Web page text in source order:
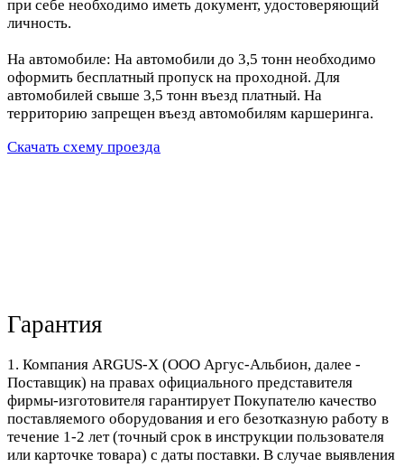
при себе необходимо иметь документ, удостоверяющий
личность.
На автомобиле: На автомобили до 3,5 тонн необходимо
оформить бесплатный пропуск на проходной. Для
автомобилей свыше 3,5 тонн въезд платный. На
территорию запрещен въезд автомобилям каршеринга.
Скачать схему проезда
Гарантия
1. Компания ARGUS-X (ООО Аргус-Альбион, далее -
Поставщик) на правах официального представителя
фирмы-изготовителя гарантирует Покупателю качество
поставляемого оборудования и его безотказную работу в
течение 1-2 лет (точный срок в инструкции пользователя
или карточке товара) с даты поставки. В случае выявления